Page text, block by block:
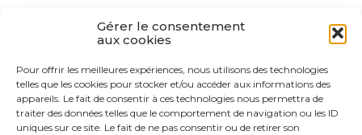
Gérer le consentement
aux cookies
Pour offrir les meilleures expériences, nous utilisons des technologies
telles que les cookies pour stocker et/ou accéder aux informations des
appareils. Le fait de consentir à ces technologies nous permettra de
traiter des données telles que le comportement de navigation ou les ID
uniques sur ce site. Le fait de ne pas consentir ou de retirer son